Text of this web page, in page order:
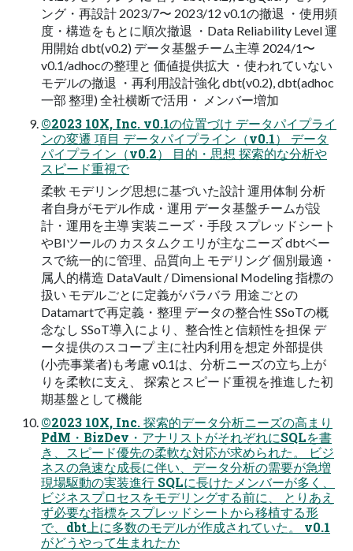
ング・再設計 2023/7〜 2023/12 v0.1の撤退 ・使用頻
度・構造をもとに順次撤退 ・Data Reliability Level 運
用開始 dbt(v0.2) データ基盤チーム主導 2024/1〜
v0.1/adhocの整理と 価値提供拡大 ・使われていない
モデルの撤退 ・再利用設計強化 dbt(v0.2), dbt(adhoc
一部 整理) 全社横断で活用・ メンバー増加
©2023 10X, Inc. v0.1の位置づけ データパイプライ
ンの変遷 項目 データパイプライン（v0.1） データ
パイプライン（v0.2） 目的・思想 探索的な分析や
スピード重視で
柔軟 モデリング思想に基づいた設計 運用体制 分析
者自身がモデル作成・運用 データ基盤チームが設
計・運用を主導 実装ニーズ・手段 スプレッドシート
やBIツールの カスタムクエリが主なニーズ dbtベー
スで統一的に管理、品質向上 モデリング 個別最適・
属人的構造 DataVault / Dimensional Modeling 指標の
扱い モデルごとに定義がバラバラ 用途ごとの
Datamartで再定義・整理 データの整合性 SSoTの概
念なし SSoT導入により、整合性と信頼性を担保 デ
ータ提供のスコープ 主に社内利用を想定 外部提供
(小売事業者)も考慮 v0.1は、分析ニーズの立ち上が
りを柔軟に支え、 探索とスピード重視を推進した初
期基盤として機能
©2023 10X, Inc. 探索的データ分析ニーズの高まり
PdM・BizDev・アナリストがそれぞれにSQLを書
き、スピード優先の柔軟な対応が求められた。 ビジ
ネスの急速な成長に伴い、データ分析の需要が急増
現場駆動の実装進行 SQLに長けたメンバーが多く、
ビジネスプロセスをモデリングする前に、 とりあえ
ず必要な指標をスプレッドシートから移植する形
で、dbt上に多数のモデルが作成されていた。 v0.1
がどうやって生まれたか